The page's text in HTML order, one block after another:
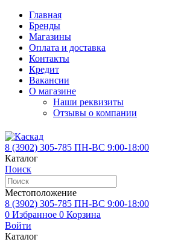
Главная
Бренды
Магазины
Оплата и доставка
Контакты
Кредит
Вакансии
О магазине
Наши реквизиты
Отзывы о компании
8 (3902) 305-785 ПН-ВС 9:00-18:00
Каталог
Поиск
Местоположение
8 (3902) 305-785 ПН-ВС 9:00-18:00
0 Избранное 0 Корзина
Войти
Каталог